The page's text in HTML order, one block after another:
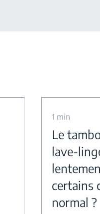
1 min
Le
lave-
certains
normal ?